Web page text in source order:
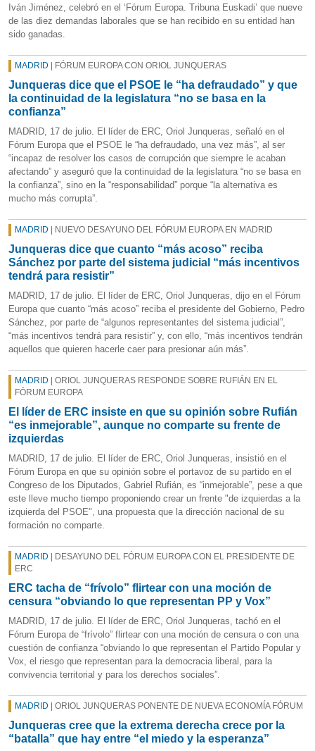
Iván Jiménez, celebró en el ‘Fórum Europa. Tribuna Euskadi’ que nueve
de las diez demandas laborales que se han recibido en su entidad han
sido ganadas.
MADRID | FÓRUM EUROPA CON ORIOL JUNQUERAS
Junqueras dice que el PSOE le “ha defraudado” y que
la continuidad de la legislatura “no se basa en la
confianza”
MADRID, 17 de julio. El líder de ERC, Oriol Junqueras, señaló en el
Fórum Europa que el PSOE le “ha defraudado, una vez más”, al ser
“incapaz de resolver los casos de corrupción que siempre le acaban
afectando” y aseguró que la continuidad de la legislatura “no se basa en
la confianza”, sino en la “responsabilidad” porque “la alternativa es
mucho más corrupta”.
MADRID | NUEVO DESAYUNO DEL FÓRUM EUROPA EN MADRID
Junqueras dice que cuanto “más acoso” reciba
Sánchez por parte del sistema judicial “más incentivos
tendrá para resistir”
MADRID, 17 de julio. El líder de ERC, Oriol Junqueras, dijo en el Fórum
Europa que cuanto “más acoso” reciba el presidente del Gobierno, Pedro
Sánchez, por parte de “algunos representantes del sistema judicial”,
“más incentivos tendrá para resistir” y, con ello, “más incentivos tendrán
aquellos que quieren hacerle caer para presionar aún más”.
MADRID | ORIOL JUNQUERAS RESPONDE SOBRE RUFIÁN EN EL
FÓRUM EUROPA
El líder de ERC insiste en que su opinión sobre Rufián
“es inmejorable”, aunque no comparte su frente de
izquierdas
MADRID, 17 de julio. El líder de ERC, Oriol Junqueras, insistió en el
Fórum Europa en que su opinión sobre el portavoz de su partido en el
Congreso de los Diputados, Gabriel Rufián, es “inmejorable”, pese a que
este lleve mucho tiempo proponiendo crear un frente "de izquierdas a la
izquierda del PSOE", una propuesta que la dirección nacional de su
formación no comparte.
MADRID | DESAYUNO DEL FÓRUM EUROPA CON EL PRESIDENTE DE
ERC
ERC tacha de “frívolo” flirtear con una moción de
censura “obviando lo que representan PP y Vox”
MADRID, 17 de julio. El líder de ERC, Oriol Junqueras, tachó en el
Fórum Europa de “frívolo” flirtear con una moción de censura o con una
cuestión de confianza “obviando lo que representan el Partido Popular y
Vox, el riesgo que representan para la democracia liberal, para la
convivencia territorial y para los derechos sociales”.
MADRID | ORIOL JUNQUERAS PONENTE DE NUEVA ECONOMÍA FÓRUM
Junqueras cree que la extrema derecha crece por la
“batalla” que hay entre “el miedo y la esperanza”